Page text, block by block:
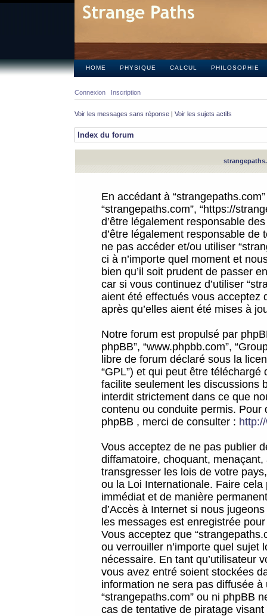
HOME PHYSIQUE CALCUL PHILOSOPHIE
Connexion Inscription
Voir les messages sans réponse | Voir les sujets actifs
Index du forum
En accédant à
“strangepaths.com”, “https://
d’être légalement responsable
d’être légalement responsable
ne pas accéder et/ou utiliser
ci à n’importe quel moment et
bien qu’il soit prudent de passer
car si vous continuez d’utiliser
aient été effectués vous acceptez
après qu’elles aient été mises à
Notre forum est propulsé par
phpBB”, “www.phpbb.com”,
libre de forum déclaré sous la
“GPL”) et qui peut être téléchargé
facilite seulement les discussions
interdit strictement dans ce que
contenu ou conduite permis.
phpBB , merci de consulter :
Vous acceptez de ne pas publier
diffamatoire, choquant,
transgresser les lois de votre
ou la Loi Internationale. Faire
immédiat et de manière
d’Accès à Internet si nous
les messages est enregistrée
Vous acceptez que
ou verrouiller n’importe quel sujet
nécessaire. En tant qu’utilisateur
vous avez entré soient stockées
information ne sera pas diffusée
“strangepaths.com” ou ni phpBB
cas de tentative de piratage